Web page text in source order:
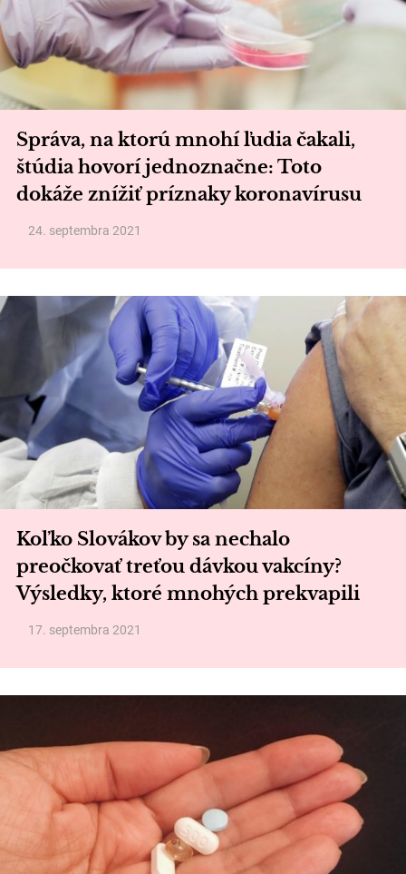
Správa, na ktorú mnohí ľudia čakali,
štúdia hovorí jednoznačne: Toto
dokáže znížiť príznaky koronavírusu
24. septembra 2021
Koľko Slovákov by sa nechalo
preočkovať treťou dávkou vakcíny?
Výsledky, ktoré mnohých prekvapili
17. septembra 2021